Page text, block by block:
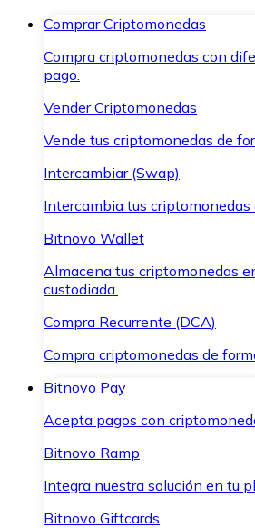
Comprar Criptomonedas
Compra criptomonedas con
pago.
Vender Criptomonedas
Vende tus criptomonedas de
Intercambiar (Swap)
Intercambia tus
Bitnovo Wallet
Almacena tus criptomonedas
custodiada.
Compra Recurrente (DCA)
Compra criptomonedas de
Bitnovo Pay
Acepta pagos con
Bitnovo Ramp
Integra nuestra solución en tu
Bitnovo Giftcards